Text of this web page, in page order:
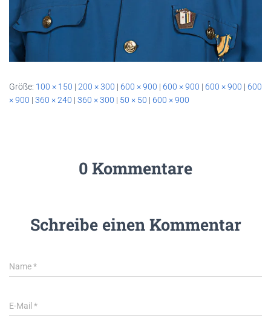
Größe: 100 × 150 | 200 × 300 | 600 × 900 | 600 × 900 | 600 × 900 | 600
× 900 | 360 × 240 | 360 × 300 | 50 × 50 | 600 × 900
0 Kommentare
Schreibe einen Kommentar
Name*
E-Mail *